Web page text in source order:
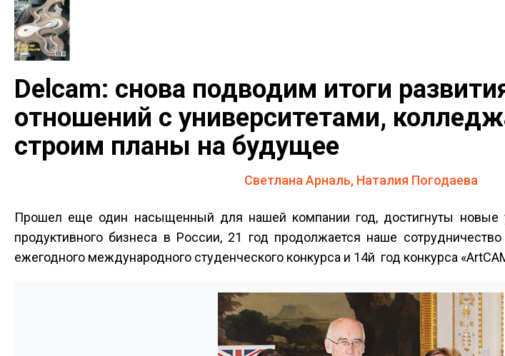
Delcam: снова подводим итоги
отношений с университетами,
строим планы на будущее
Светлана Арналь, Наталия Погодаева
Прошел еще один насыщенный для нашей компании год, достигнуты новые
продуктивного бизнеса в России, 21 год продолжается наше
ежегодного международного студенческого конкурса и 14­й год конкурса